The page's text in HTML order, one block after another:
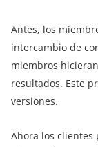
Antes, los
intercambio de
miembros
resultados. Este
versiones.
Ahora los